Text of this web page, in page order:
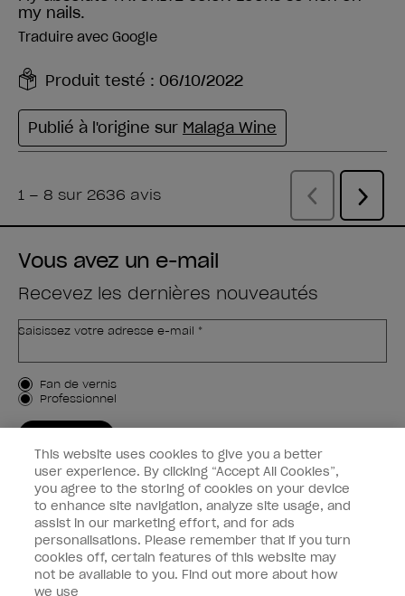
Vous avez un e-mail
Recevez les dernières nouveautés
Saisissez votre adresse e-mail *
Type de client
Fan de vernis
Professionnel
Informations clients
Connectez-Vous
This website uses cookies to give you a better
user experience. By clicking “Accept All Cookies”,
you agree to the storing of cookies on your device
to enhance site navigation, analyze site usage, and
assist in our marketing effort, and for ads
personalisations. Please remember that if you turn
cookies off, certain features of this website may
not be available to you. Find out more about how
we use